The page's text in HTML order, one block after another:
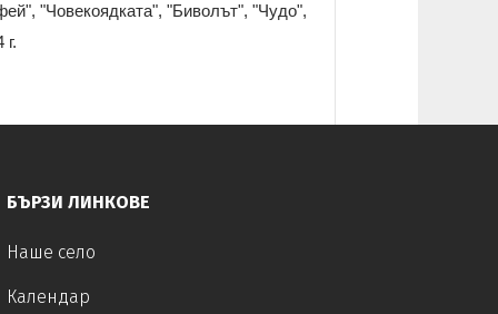
"Човекоядката", "Биволът", "Чудо",
БЪРЗИ ЛИНКОВЕ
Наше село
Календар